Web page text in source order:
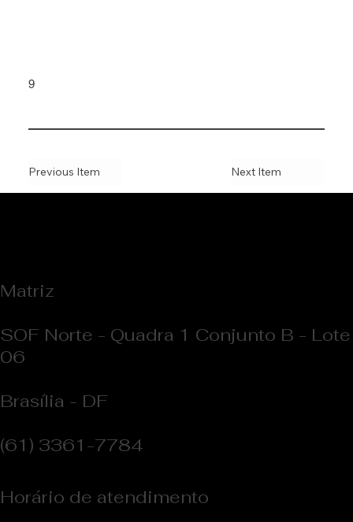
9
Next Item
Previous Item
Matriz
SOF Norte - Quadra 1 Conjunto B - Lote
06
Brasília - DF
(61) 3361-7784
Horário de atendimento